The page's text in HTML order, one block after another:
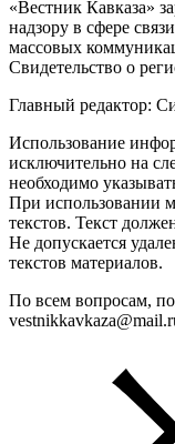
«Вестник Кавказа»
надзору в сфере
массовых
Свидетельство о
Главный редактор:
Использование
исключительно на
необходимо
При использовании
текстов. Текст
Не допускается
текстов материалов.
По всем вопросам,